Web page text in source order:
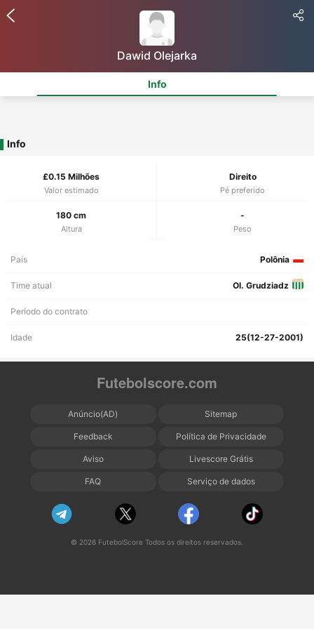
Dawid Olejarka
Info
Info
£0.15 Milhões
Valor estimado
Direito
Pé preferido
180 cm
Altura
-
Peso
País Polônia
Time atual Ol. Grudziadz
Período do contrato
Idade 25(12-27-2001)
Futebolscore.com
Anúncio(AD) Sitemap
Feedback Política de Privacidade
Aviso Livescore Grátis
FAQ Serviço de dados
© 2026 FutebolScore Todos os direitos reservados.